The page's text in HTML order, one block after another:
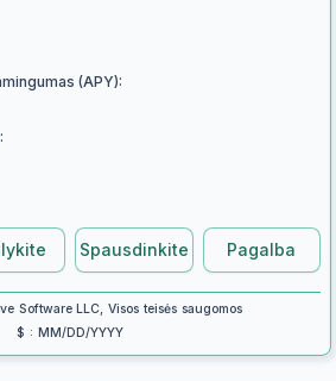
(APY):
Spausdinkite Pagalba
Software LLC, Visos teisės saugomos
$ : MM/DD/YYYY